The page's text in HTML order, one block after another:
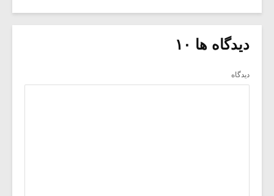
دیدگاه ها ۱۰
دیدگاه